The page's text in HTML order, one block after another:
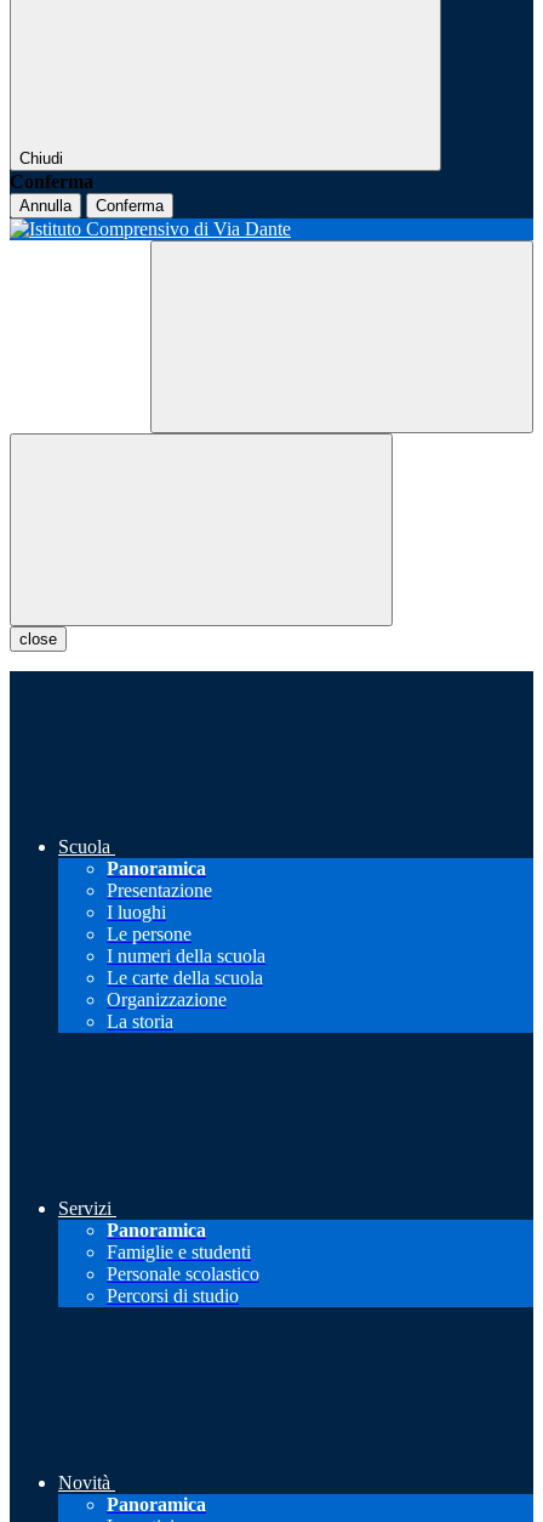
Chiudi
Conferma
Annulla Conferma
close
Scuola
Panoramica
Presentazione
I luoghi
Le persone
I numeri della scuola
Le carte della scuola
Organizzazione
La storia
Servizi
Panoramica
Famiglie e studenti
Personale scolastico
Percorsi di studio
Novità
Panoramica